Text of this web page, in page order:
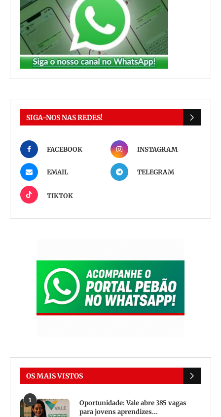
SIGA-NOS NAS REDES!
FACEBOOK INSTAGRAM
EMAIL TELEGRAM
TIKTOK
OS MAIS VISTOS
1
Oportunidade: Vale abre 385 vagas
para jovens aprendizes...